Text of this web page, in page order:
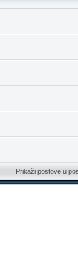
Prikaži postove u